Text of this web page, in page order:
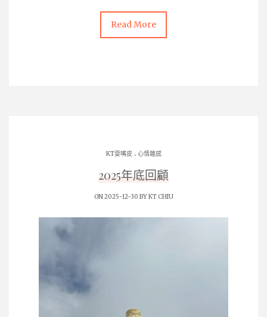
Read More
KT耍嘴皮 . 心情雜感
2025年底回顧
ON 2025-12-30 BYKT CHIU